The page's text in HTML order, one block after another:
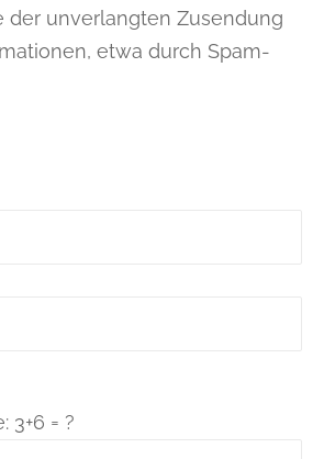
der unverlangten Zusendung
etwa durch Spam-
3+6 = ?